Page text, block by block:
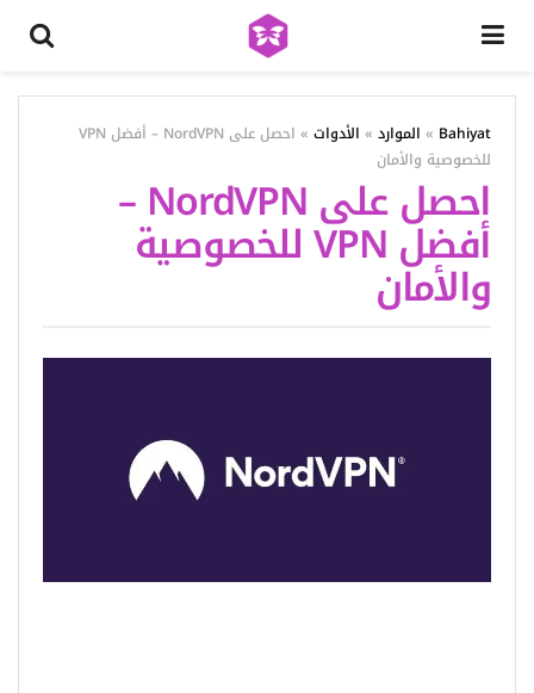
Bahiyat
» الموارد » الأدوات »
احصل على NordVPN – أفضل VPN
للخصوصية والأمان
احصل على NordVPN –
أفضل VPN للخصوصية
والأمان